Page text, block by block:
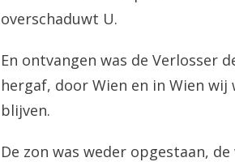
overschaduwt U.
En ontvangen was de Verlosser
hergaf, door Wien en in Wien
blijven.
De zon was weder opgestaan,